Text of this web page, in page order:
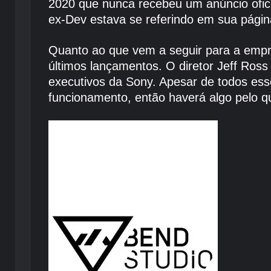
2020 que nunca recebeu um anúncio
ex-Dev estava se referindo em sua
Quanto ao que vem a seguir para a
últimos lançamentos. O diretor Jeff
executivos da Sony. Apesar de todos
funcionamento, então haverá algo pelo